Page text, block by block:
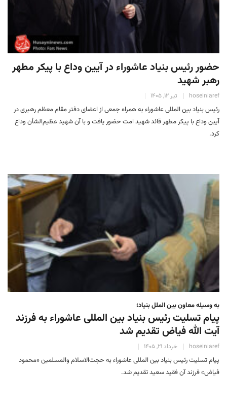
حضور رئیس‌ بنیاد عاشوراء در آیین وداع با پیکر مطهر
رهبر شهید
hoseiniaref تیر 12, 1405
رئیس‌ بنیاد بین المللی عاشوراء به همراه جمعی از اعضای دفتر مقام معظم رهبری در
آیین وداع با پیکر مطهر قائد شهید امت حضور یافت و با آن شهید عظیم‌الشأن وداع
کرد.
به وسیله معاون بین الملل بنیاد؛
پیام تسلیت رئیس بنیاد بین المللی عاشوراء به فرزند
آیت الله فیاض تقدیم شد
hoseiniaref خرداد 21, 1405
پیام تسلیت رئیس بنیاد بین المللی عاشوراء به حجت‌الاسلام والمسلمین «محمود
فیاض» فرزند آن فقید سعید تقدیم شد.